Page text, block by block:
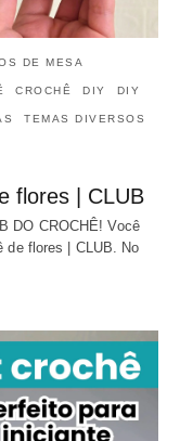
DE MESA
CROCHÊ DIY DIY
TEMAS DIVERSOS
flores | CLUB
DO CROCHÊ! Você
de flores | CLUB. No